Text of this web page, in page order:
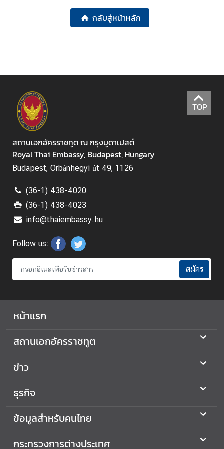
บ
ริ
ก
า
ร
/
ง
า
น
ก
ง
สุ
ข่
า
ธุ
กิ
ข้
มู
ล
สำ
กลับสู่หน้าหลัก
TOP
สถานเอกอัครราชทูต ณ กรุงบูดาเปสต์
Royal Thai Embassy, Budapest, Hungary
Budapest, Orbánhegyi út 49, 1126
(36-1) 438-4020
(36-1) 438-4023
info@thaiembassy.hu
Follow us:
สมัคร
หน้าแรก
สถานเอกอัครราชทูต
ข่าว
ธุรกิจ
ข้อมูลสำหรับคนไทย
กระทรวงการต่างประเทศ